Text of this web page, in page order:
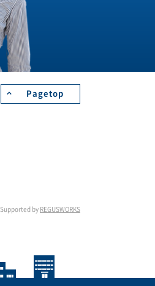
Pagetop
Supported by REGUSWORKS